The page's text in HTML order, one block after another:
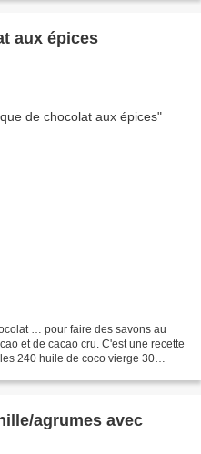
aux épices
… pour faire des savons au
et de cacao cru. C'est une recette
240 huile de coco vierge 30
agrumes avec